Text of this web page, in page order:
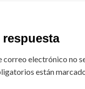
respuesta
correo electrónico no
están